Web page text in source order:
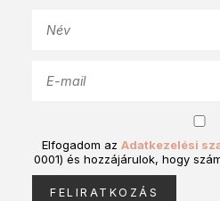
Elfogadom az Adatkezelési
0001) és hozzájárulok, hogy